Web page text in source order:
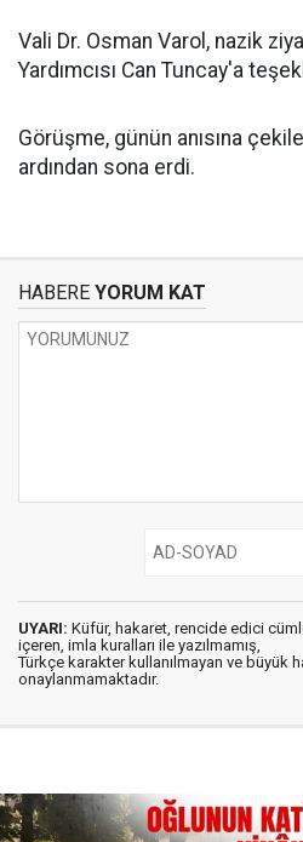
Vali Dr. Osman Varol, nazik
Yardımcısı Can Tuncay'a
Görüşme, günün anısına
ardından sona erdi.
HABERE YORUM KAT
UYARI: Küfür, hakaret, rencide edici
içeren, imla kuralları ile yazılmamış,
Türkçe karakter kullanılmayan ve büyük
onaylanmamaktadır.